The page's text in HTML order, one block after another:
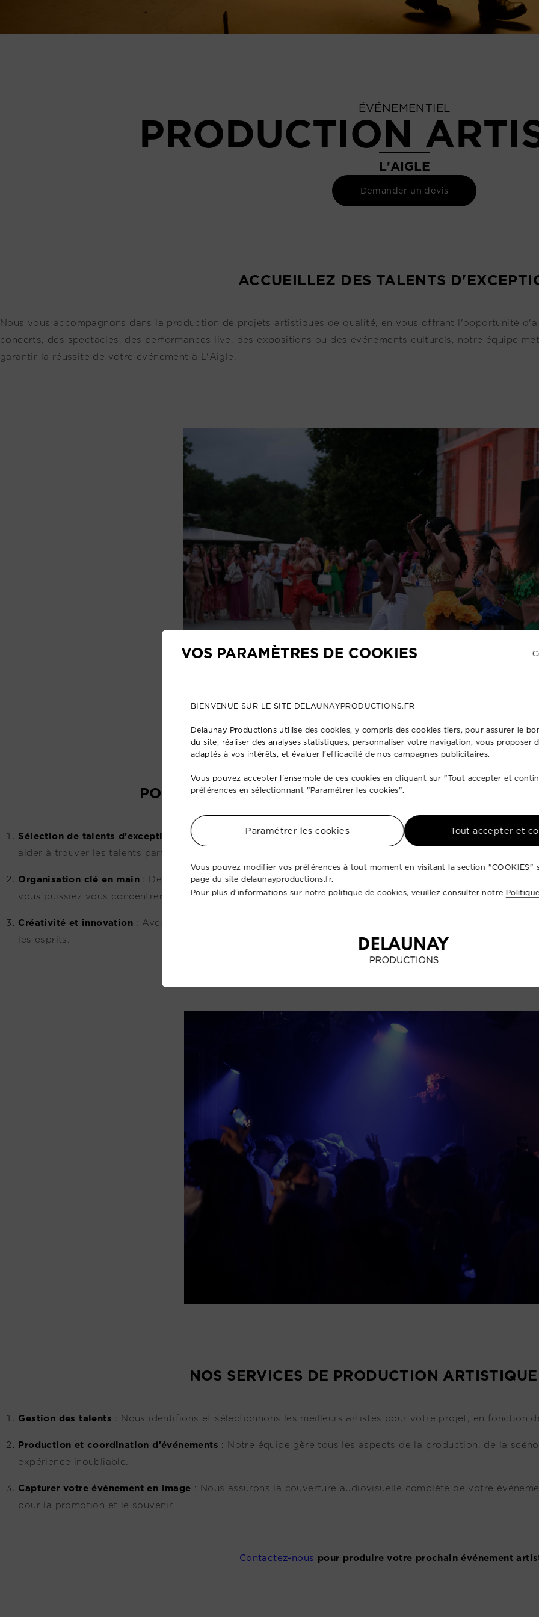
ÉVÉNEMENTIEL
PRODUCTION
L'AIGLE
Demander un devis
ACCUEILLEZ DES TALENTS
Nous vous accompagnons dans la production de projets artistiques de qualité, en vous offrant l'opportunité
concerts, des spectacles, des performances live, des expositions ou des événements culturels, notre équipe
garantir la réussite de votre événement à L'Aigle.
POURQUOI CHOISIR NOTRE SERVICE DE
Sélection de talents d'exception Nous collaborons avec un large éventail d'artistes talentueux, incluant
aider à trouver les talents parfaits pour votre événement.
Organisation clé en main: De la planification logistique à la coordination technique, nous prenons en
vous puissiez vous concentrer sur l'essentiel : accueillir vos invités.
Créativité et innovation: Avec notre approche artistique et notre passion pour l'excellence, nous
les esprits.
NOS SERVICES DE PRODUCTION
Gestion des talents : Nous identifions et sélectionnons les meilleurs artistes pour votre projet, en fonction
Production et coordination d'événements : Notre équipe gère tous les aspects de la production, de la
expérience inoubliable.
Capturer votre événement en image : Nous assurons la couverture audiovisuelle complète de votre
pour la promotion et le souvenir.
Contactez-nous pour produire votre prochain événement
VOS PARAMÈTRES DE COOKIES
BIENVENUE SUR LE SITE DELAUNAYPRODUCTIONS.FR
Delaunay Productions utilise des cookies, y compris des cookies tiers, pour assurer le
du site, réaliser des analyses statistiques, personnaliser votre navigation, vous proposer
adaptés à vos intérêts, et évaluer l'efficacité de nos campagnes publicitaires.
Vous pouvez accepter l'ensemble de ces cookies en cliquant sur "Tout accepter et
préférences en sélectionnant "Paramétrer les cookies".
Paramétrer les cookies Tout accepter et
Vous pouvez modifier vos préférences à tout moment en visitant la section "COOKIES"
page du site delaunayproductions.fr.
Pour plus d'informations sur notre politique de cookies, veuillez consulter notre